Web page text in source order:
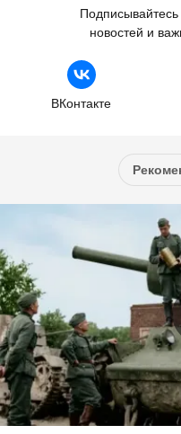
Подписывайтесь
новостей и
ВКонтакте